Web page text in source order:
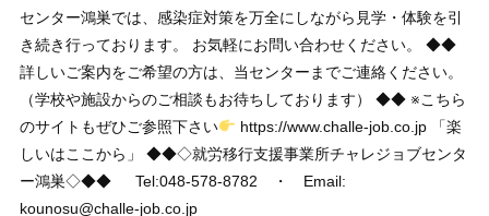
センター鴻巣では、感染症対策を万全にしながら見学・体験を引
き続き行っております。 お気軽にお問い合わせください。 ◆◆
詳しいご案内をご希望の方は、当センターまでご連絡ください。
（学校や施設からのご相談もお待ちしております） ◆◆ ※こちら
のサイトもぜひご参照下さい
https://www.challe-job.co.jp 「楽
しいはここから」 ◆◆◇就労移行支援事業所チャレジョブセンタ
ー鴻巣◇◆◆ Tel:048-578-8782 ・ Email:
kounosu@challe-job.co.jp